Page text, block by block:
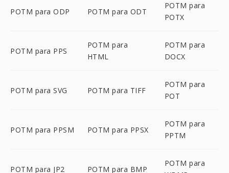
POTM para ODP POTM para ODT
POTM para
POTX
POTM para PPS
POTM para
HTML
POTM para
DOCX
POTM para SVG POTM para TIFF
POTM para
POT
POTM para PPSM POTM para PPSX
POTM para
PPTM
POTM para JP2 POTM para BMP
POTM para